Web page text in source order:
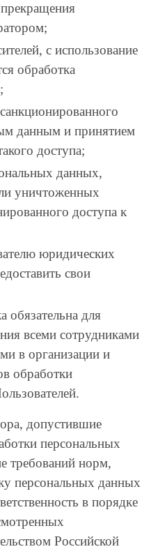
с использование
обработка
данным и принятием
доступа;
данных,
уничтоженных
доступа к
юридических
свои
обязательна для
всеми сотрудниками
в организации и
обработки
допустившие
персональных
требований норм,
персональных данных
в порядке
Российской